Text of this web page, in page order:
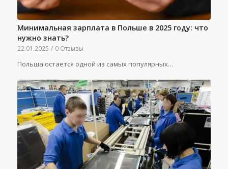
Минимальная зарплата в Польше в 2025 году: что
нужно знать?
22.01.2025 / 0 Отзывы
Польша остается одной из самых популярных…